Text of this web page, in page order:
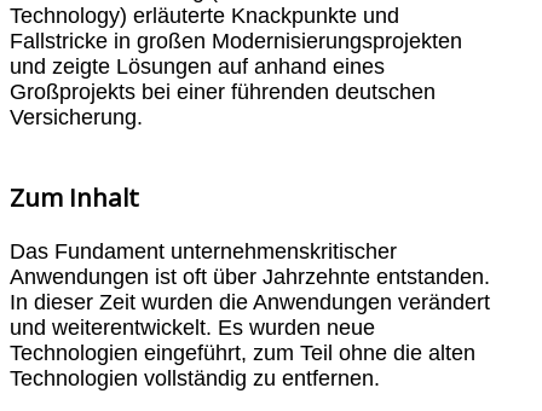
Technology) erläuterte Knackpunkte und
Fallstricke in großen Modernisierungsprojekten
und zeigte Lösungen auf anhand eines
Großprojekts bei einer führenden deutschen
Versicherung.
Zum Inhalt
Das Fundament unternehmenskritischer
Anwendungen ist oft über Jahrzehnte entstanden.
In dieser Zeit wurden die Anwendungen verändert
und weiterentwickelt. Es wurden neue
Technologien eingeführt, zum Teil ohne die alten
Technologien vollständig zu entfernen.